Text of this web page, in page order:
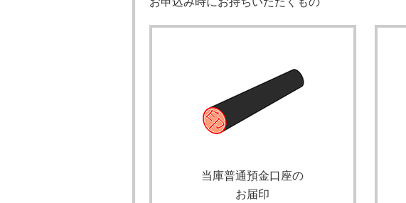
当庫普通預金口座の
お届印